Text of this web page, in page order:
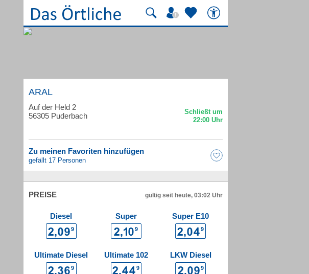
ARAL
Auf der Held 2
56305 Puderbach
Zu meinen Favoriten hinzufügen
gefällt 17 Personen
PREISE gültig seit heute, 03:02 Uhr
Diesel Super Super E10
Ultimate Diesel Ultimate 102 LKW Diesel